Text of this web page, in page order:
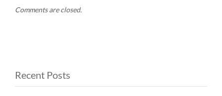
Comments are closed.
Recent Posts